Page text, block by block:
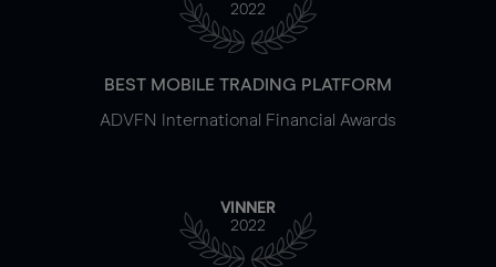
2022
BEST MOBILE TRADING PLATFORM
ADVFN International Financial Awards
VINNER
2022